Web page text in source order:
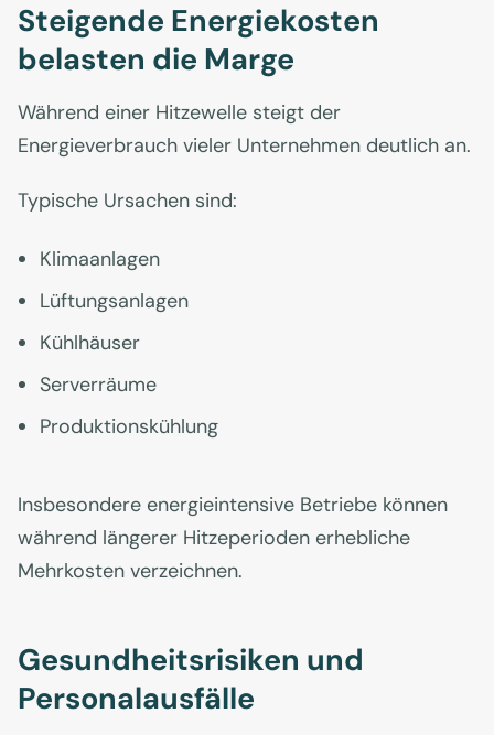
Steigende Energiekosten
belasten die Marge
Während einer Hitzewelle steigt der
Energieverbrauch vieler Unternehmen deutlich an.
Typische Ursachen sind:
Klimaanlagen
Lüftungsanlagen
Kühlhäuser
Serverräume
Produktionskühlung
Insbesondere energieintensive Betriebe können
während längerer Hitzeperioden erhebliche
Mehrkosten verzeichnen.
Gesundheitsrisiken und
Personalausfälle